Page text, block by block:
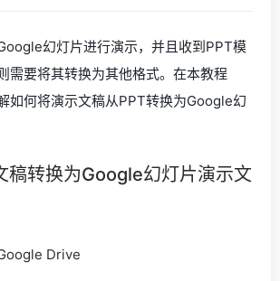
幻灯片进行演示，并且收到PPT模
需要将其转换为其他格式。在本教程
如何将演示文稿从PPT转换为Google幻
稿转换为Google幻灯片演示文
Drive